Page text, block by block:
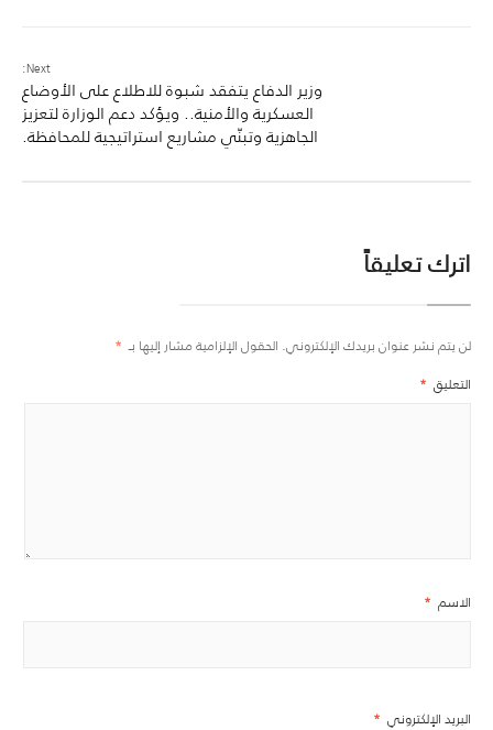
Next:
وزير الدفاع يتفقد شبوة للاطلاع على الأوضاع
العسكرية والأمنية.. ويؤكد دعم الوزارة لتعزيز
الجاهزية وتبنّي مشاريع استراتيجية للمحافظة.
اترك تعليقاً
لن يتم نشر عنوان بريدك الإلكتروني. الحقول الإلزامية مشار إليها بـ *
التعليق *
الاسم *
البريد الإلكتروني *